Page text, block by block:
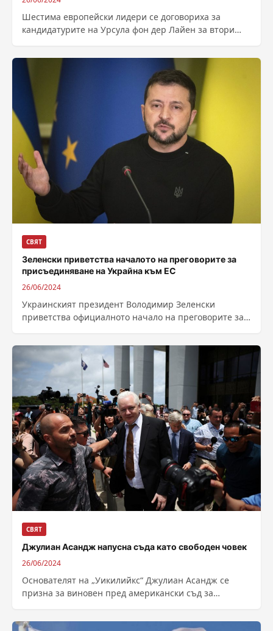
Шестима европейски лидери се договориха за
кандидатурите на Урсула фон дер Лайен за втори
СВЯТ
Зеленски приветства началото на преговорите за
присъединяване на Украйна към ЕС
26/06/2024
Украинският президент Володимир Зеленски
приветства официалното начало на преговорите за
СВЯТ
Джулиан Асандж напусна съда като свободен човек
26/06/2024
Основателят на „Уикилийкс“ Джулиан Асандж се
призна за виновен пред американски съд за